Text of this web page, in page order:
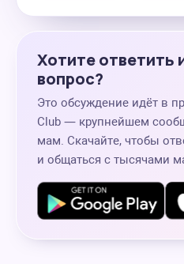
Хотите ответить
вопрос?
Это обсуждение идёт в
Club — крупнейшем
мам. Скачайте, чтобы
и общаться с тысячами